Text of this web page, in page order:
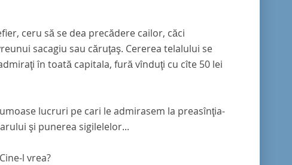
ceru să se dea precădere cailor, căci
sacagiu sau căruţaş. Cererea telalului se
în toată capitala, fură vînduţi cu cîte 50 lei
lucruri pe cari le admirasem la preasînţia-
şi punerea sigilelelor...
l vrea?